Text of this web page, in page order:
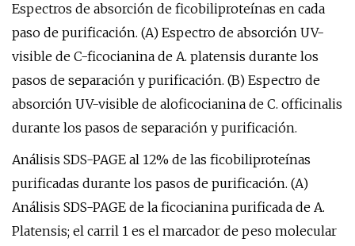
Espectros de absorción de ficobiliproteínas en cada
paso de purificación. (A) Espectro de absorción UV-
visible de C-ficocianina de A. platensis durante los
pasos de separación y purificación. (B) Espectro de
absorción UV-visible de aloficocianina de C. officinalis
durante los pasos de separación y purificación.
Análisis SDS-PAGE al 12% de las ficobiliproteínas
purificadas durante los pasos de purificación. (A)
Análisis SDS-PAGE de la ficocianina purificada de A.
Platensis; el carril 1 es el marcador de peso molecular